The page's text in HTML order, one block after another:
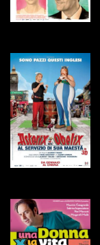
VAI ALLA SCHEDA
VAI ALLA SCHEDA